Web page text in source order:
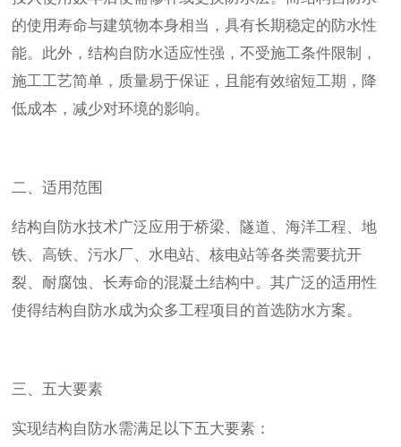
的使用寿命与建筑物本身相当，具有长期稳定的防水性
能。此外，结构自防水适应性强，不受施工条件限制，
施工工艺简单，质量易于保证，且能有效缩短工期，降
低成本，减少对环境的影响。
二、适用范围
结构自防水技术广泛应用于桥梁、隧道、海洋工程、地
铁、高铁、污水厂、水电站、核电站等各类需要抗开
裂、耐腐蚀、长寿命的混凝土结构中。其广泛的适用性
使得结构自防水成为众多工程项目的首选防水方案。
三、五大要素
实现结构自防水需满足以下五大要素：